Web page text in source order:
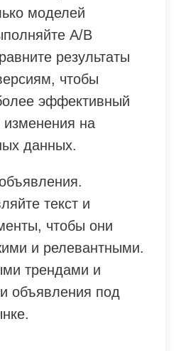
моделей
A/B
результаты
чтобы
эффективный
изменения на
данных.
текст и
чтобы они
и релевантными.
трендами и
объявления под